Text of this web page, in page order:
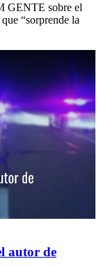
GENTE sobre el
“sorprende la
medidas restrictivas
autor de